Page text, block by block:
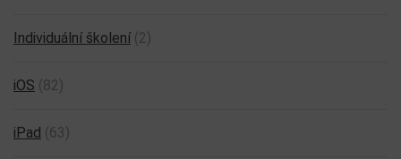
Individuální školení (2)
iOS (82)
iPad (63)